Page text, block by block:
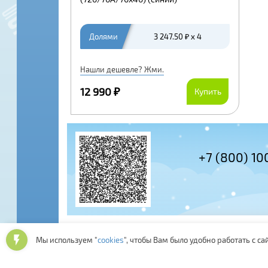
Долями 3 247.50 ₽ x 4
Нашли дешевле? Жми.
12 990 ₽ Купить
+7 (800)
Мы используем "cookies", чтобы Вам было удобно работать с